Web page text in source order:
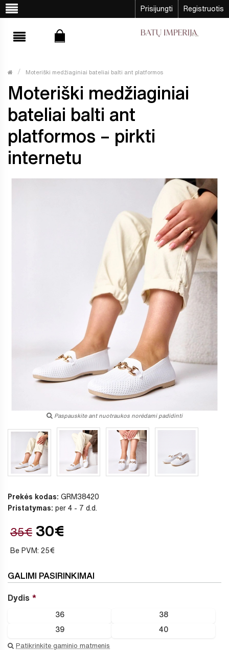
Prisijungti Registruotis
Moteriški medžiaginiai bateliai balti ant platformos
Moteriški medžiaginiai
bateliai balti ant
platformos – pirkti
internetu
Paspauskite ant nuotraukos norėdami padidinti
Prekės kodas: GRM38420
Pristatymas: per 4 - 7 d.d.
35€ 30€
Be PVM: 25€
GALIMI PASIRINKIMAI
Dydis
36 38
39 40
Patikrinkite gaminio matmenis